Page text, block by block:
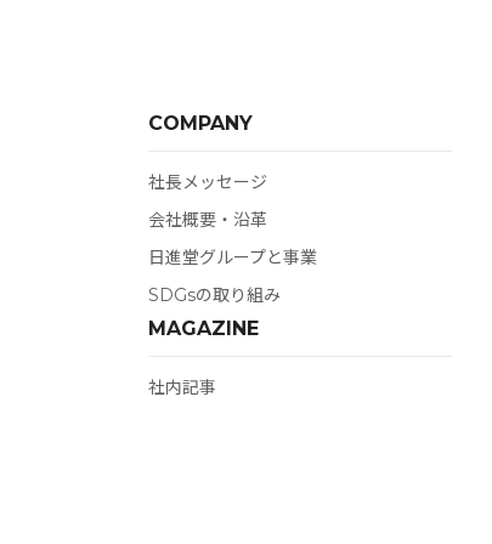
COMPANY
社長メッセージ
会社概要‧沿⾰
日進堂グループと事業
SDGsの取り組み
MAGAZINE
社内記事